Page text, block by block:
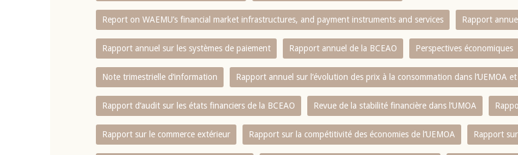
Report on WAEMU’s financial market infrastructures, and payment instruments and services Rapport
Rapport annuel sur les systèmes de paiement Rapport annuel de la BCEAO Perspectives économiques
Note trimestrielle d‘information Rapport annuel sur l‘évolution des prix à la consommation dans l‘UEMOA
Rapport d‘audit sur les états financiers de la BCEAO Revue de la stabilité financière dans l‘UMOA
Rapport sur le commerce extérieur Rapport sur la compétitivité des économies de l‘UEMOA Rapport